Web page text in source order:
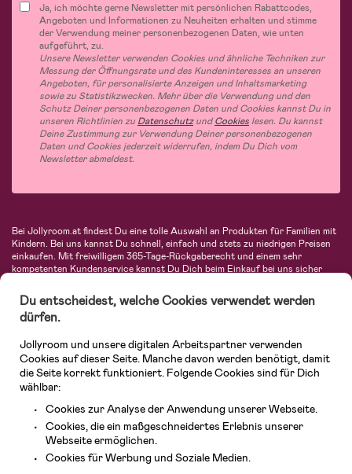
Ja, ich möchte gerne Newsletter mit persönlichen Rabattcodes,
Angeboten und Informationen zu Neuheiten erhalten und stimme
der Verwendung meiner personenbezogenen Daten, wie unten
aufgeführt, zu.
Unsere Newsletter verwenden Cookies und ähnliche Techniken zur
Messung der Öffnungsrate und des Kundeninteresses an unseren
Angeboten, für personalisierte Anzeigen und Inhaltsmarketing
sowie zu Statistikzwecken. Mehr über die Verwendung und den
Schutz Deiner personenbezogenen Daten und Cookies kannst Du in
unseren Richtlinien zu DatenschutzundCookies lesen. Du kannst
Deine Zustimmung zur Verwendung Deiner personenbezogenen
Daten und Cookies jederzeit widerrufen, indem Du Dich vom
Newsletter abmeldest.
Bei Jollyroom.at findest Du eine tolle Auswahl an Produkten für Familien mit
Kindern. Bei uns kannst Du schnell, einfach und stets zu niedrigen Preisen
einkaufen. Mit freiwilligem 365-Tage-Rückgaberecht und einem sehr
kompetenten Kundenservice kannst Du Dich beim Einkauf bei uns sicher
Autositze, Kinder- und Babymode, Produkte für Mütter und eine Menge
fantastischer Einrichtungsgegenstände, Spielsachen, Babyprodukte und
vieles mehr. Wir haben Produkte von bekannten Herstellern wie Britax, Maxi-
Avent, Jack Wolfskin, Cybex, LEGO und vielen mehr. Schau Dich um in
unserem vielfältigen Onlineshop für Kinder & Babys. Willkommen!
Du entscheidest, welche Cookies verwendet werden
dürfen.
Jollyroom und unsere digitalen Arbeitspartner verwenden
Cookies auf dieser Seite. Manche davon werden benötigt, damit
die Seite korrekt funktioniert. Folgende Cookies sind für Dich
wählbar:
Cookies zur Analyse der Anwendung unserer Webseite.
Cookies, die ein maßgeschneidertes Erlebnis unserer
Webseite ermöglichen.
Cookies für Werbung und Soziale Medien.